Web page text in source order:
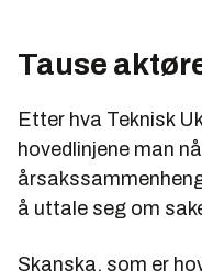
Tause
Etter hva Teknisk
hovedlinjene man
å uttale seg om
Skanska, som er